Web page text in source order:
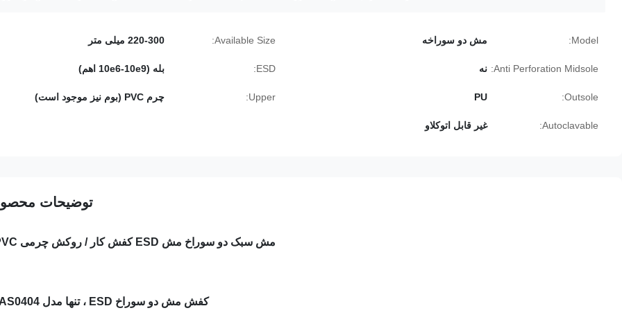
Model: مش دو سوراخه Available Size: 220-300 میلی متر
Anti Perforation Midsole: نه ESD: بله (10e6-10e9 اهم)
Outsole:
PU
Upper: چرم PVC (بوم نیز موجود است)
Autoclavable: غیر قابل اتوکلاو
توضیحات
مش سبک دو سوراخ مش ESD کفش کار / روکش چرمی PVC تنها
کفش مش دو سوراخ ESD ، تنها مدل PU: